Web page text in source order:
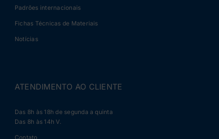
Padrões internacionais
Fichas Técnicas de Materiais
Notícias
ATENDIMENTO AO CLIENTE
Das 8h às 18h de segunda a quinta
Das 8h às 14h V.
Contato